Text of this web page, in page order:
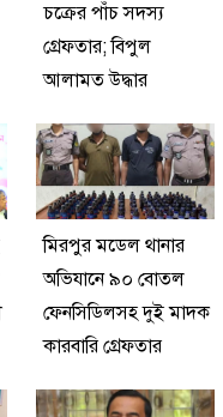
চক্রের পাঁচ সদস্য
গ্রেফতার; বিপুল
আলামত উদ্ধার
মিরপুর মডেল থানার
অভিযানে ৯০ বোতল
ফেনসিডিলসহ দুই মাদক
কারবারি গ্রেফতার